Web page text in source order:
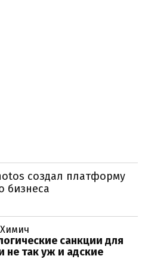
создал платформу
бизнеса
санкции для
не так уж и адские